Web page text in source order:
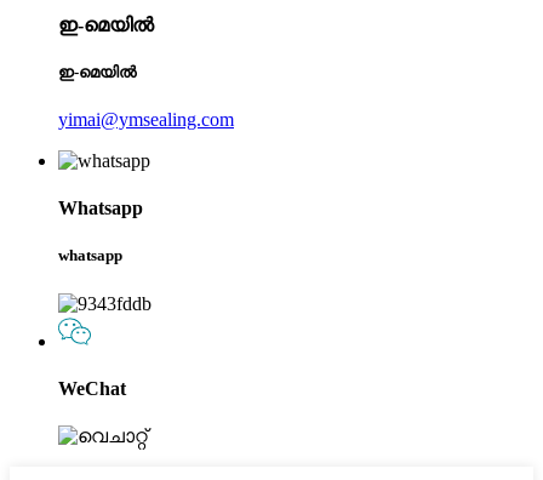
ഇ-മെയിൽ
ഇ-മെയിൽ
yimai@ymsealing.com
Whatsapp
whatsapp
WeChat